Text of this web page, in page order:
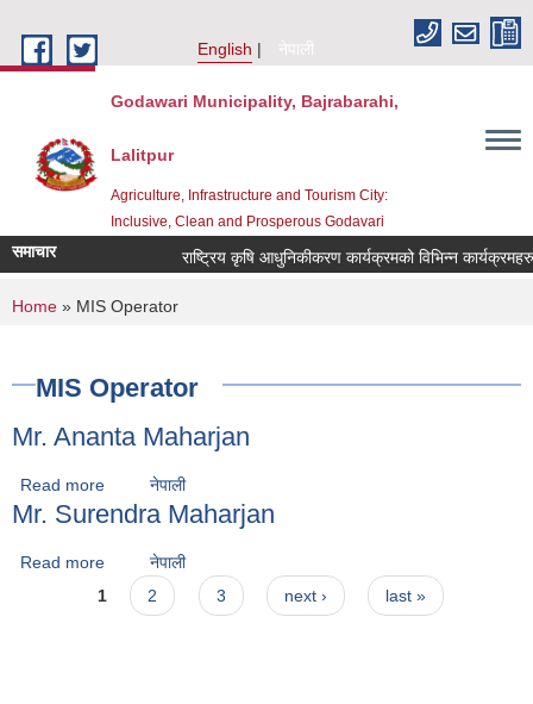
English
नेपाली
Godawari Municipality, Bajrabarahi,
Lalitpur
Agriculture, Infrastructure and Tourism City:
Inclusive, Clean and Prosperous Godavari
समाचार
You are here
Home » MIS Operator
MIS Operator
Mr. Ananta Maharjan
Read more about Mr. Ananta Maharjan
नेपाली
Mr. Surendra Maharjan
Read more about Mr. Surendra Maharjan
नेपाली
Pages
1 2 3 next › last »